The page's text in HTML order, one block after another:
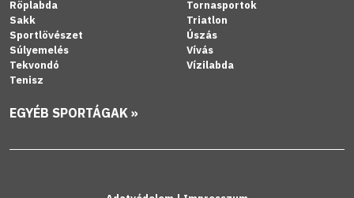
Röplabda
Sakk
Sportlövészet
Súlyemelés
Tekvondó
Tenisz
Tornasportok
Triatlon
Úszás
Vívás
Vízilabda
EGYÉB SPORTÁGAK »